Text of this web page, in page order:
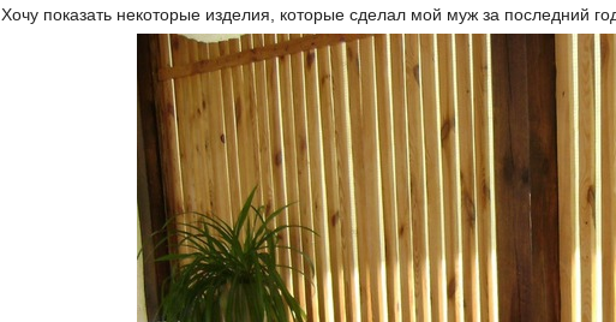
Хочу показать некоторые изделия, которые сделал мой муж за последний